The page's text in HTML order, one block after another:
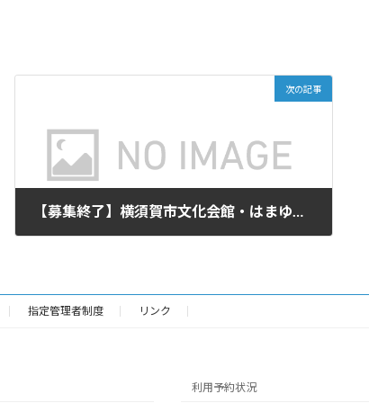
次の記事
【募集終了】横須賀市文化会館・はまゆう会館 2025年度 サポーター募集のお知らせ
指定管理者制度 リンク
利用予約状況